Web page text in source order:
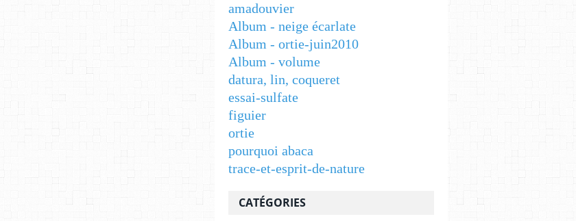
amadouvier
Album - neige écarlate
Album - ortie-juin2010
Album - volume
datura, lin, coqueret
essai-sulfate
figuier
ortie
pourquoi abaca
trace-et-esprit-de-nature
CATÉGORIES